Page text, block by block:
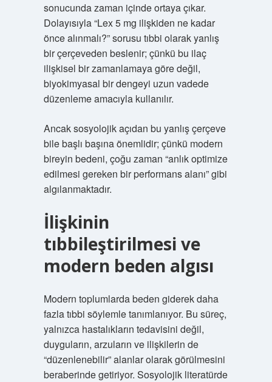
sonucunda zaman içinde ortaya çıkar.
Dolayısıyla “Lex 5 mg ilişkiden ne kadar
önce alınmalı?” sorusu tıbbi olarak yanlış
bir çerçeveden beslenir; çünkü bu ilaç
ilişkisel bir zamanlamaya göre değil,
biyokimyasal bir dengeyi uzun vadede
düzenleme amacıyla kullanılır.
Ancak sosyolojik açıdan bu yanlış çerçeve
bile başlı başına önemlidir; çünkü modern
bireyin bedeni, çoğu zaman “anlık optimize
edilmesi gereken bir performans alanı” gibi
algılanmaktadır.
İlişkinin
tıbbileştirilmesi ve
modern beden algısı
Modern toplumlarda beden giderek daha
fazla tıbbi söylemle tanımlanıyor. Bu süreç,
yalnızca hastalıkların tedavisini değil,
duyguların, arzuların ve ilişkilerin de
“düzenlenebilir” alanlar olarak görülmesini
beraberinde getiriyor. Sosyolojik literatürde